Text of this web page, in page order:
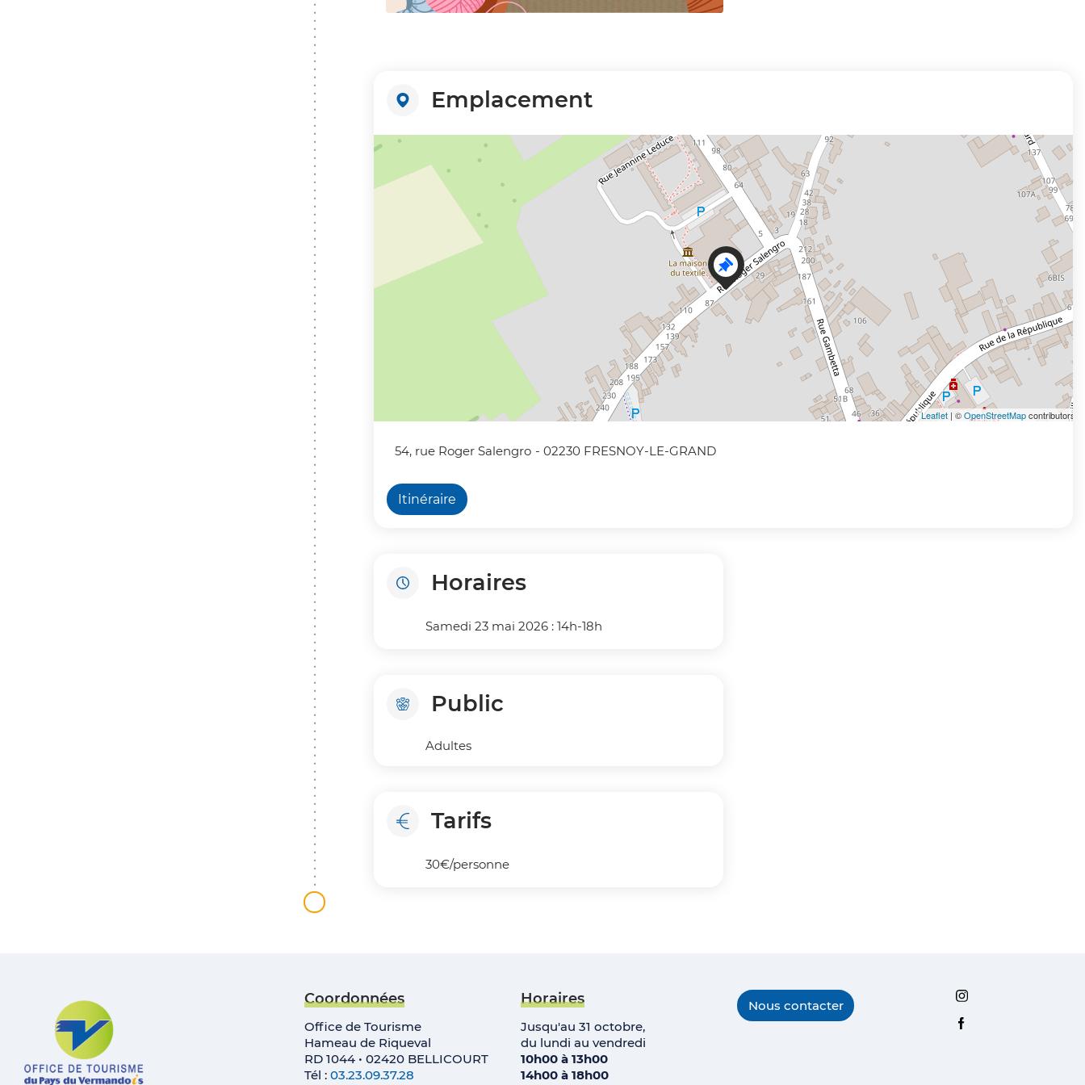
Emplacement
−
Leaflet | ©OpenStreetMapcontributors
54, rue Roger Salengro - 02230 FRESNOY-LE-GRAND
Itinéraire
Horaires
Samedi 23 mai 2026 : 14h-18h
Public
Adultes
Tarifs
30€/personne
Coordonnées
Office de Tourisme
Hameau de Riqueval
RD 1044 • 02420 BELLICOURT
Tél : 03.23.09.37.28
Horaires
Jusqu'au 31 octobre,
du lundi au vendredi
10h00 à 13h00
14h00 à 18h00
Nous contacter
Instagram
Facebook